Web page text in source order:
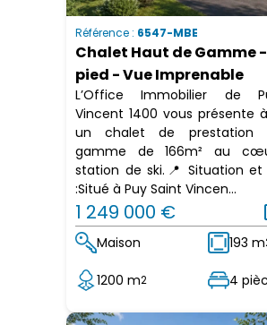
Référence : 6547-MBE
Chalet Haut de Gamme
pied - Vue Imprenable
L’Office Immobilier de
Vincent 1400 vous présente
un chalet de prestation
gamme de 166m² au
station de ski.📍 Situation
:Situé à Puy Saint Vincen...
1 249 000 €
Maison 193 m
1200 m2 4